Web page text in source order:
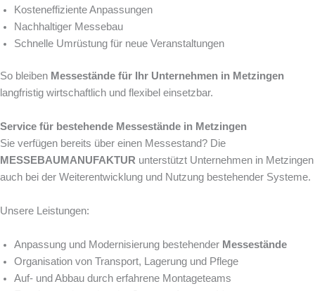
Kosteneffiziente Anpassungen
Nachhaltiger Messebau
Schnelle Umrüstung für neue Veranstaltungen
So bleiben Messestände für Ihr Unternehmen in Metzingen
langfristig wirtschaftlich und flexibel einsetzbar.
Service für bestehende Messestände in Metzingen
Sie verfügen bereits über einen Messestand? Die
MESSEBAUMANUFAKTUR unterstützt Unternehmen in Metzingen
auch bei der Weiterentwicklung und Nutzung bestehender Systeme.
Unsere Leistungen:
Anpassung und Modernisierung bestehender Messestände
Organisation von Transport, Lagerung und Pflege
Auf- und Abbau durch erfahrene Montageteams